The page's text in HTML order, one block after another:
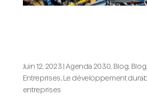
Juin 12, 2023 |Agenda 2030, Blog,
Entreprises, Le développement
entreprises